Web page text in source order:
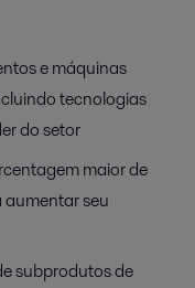
e máquinas
tecnologias
do setor
maior de
seu
subprodutos de